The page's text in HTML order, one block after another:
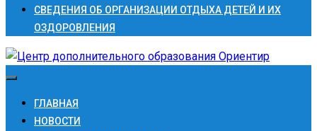
СВЕДЕНИЯ ОБ ОРГАНИЗАЦИИ ОТДЫХА ДЕТЕЙ И ИХ
ОЗДОРОВЛЕНИЯ
ГЛАВНАЯ
НОВОСТИ